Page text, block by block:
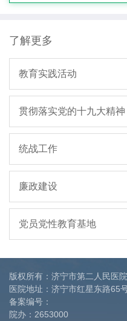
了解更多
教育实践活动
贯彻落实党的十九大精神
统战工作
廉政建设
党员党性教育基地
版权所有：济宁市第二人民医
医院地址：济宁市红星东路65
备案编号：
院办： 2653000